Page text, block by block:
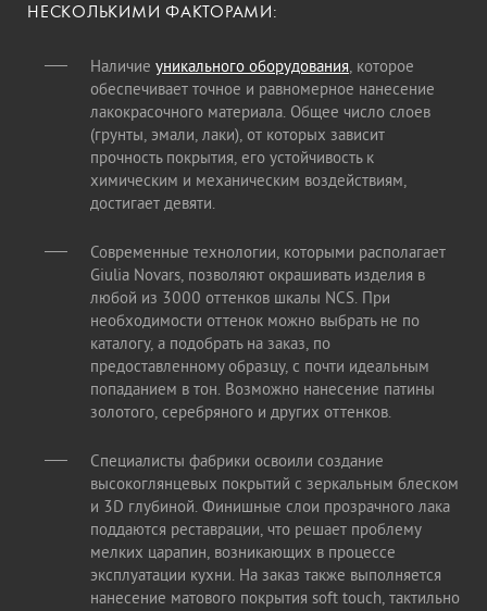
НЕСКОЛЬКИМИ ФАКТОРАМИ:
Наличие уникального оборудования, которое
обеспечивает точное и равномерное нанесение
лакокрасочного материала. Общее число слоев
(грунты, эмали, лаки), от которых зависит
прочность покрытия, его устойчивость к
химическим и механическим воздействиям,
достигает девяти.
Современные технологии, которыми располагает
Giulia Novars, позволяют окрашивать изделия в
любой из 3000 оттенков шкалы NCS. При
необходимости оттенок можно выбрать не по
каталогу, а подобрать на заказ, по
предоставленному образцу, с почти идеальным
попаданием в тон. Возможно нанесение патины
золотого, серебряного и других оттенков.
Специалисты фабрики освоили создание
высокоглянцевых покрытий с зеркальным блеском
и 3D глубиной. Финишные слои прозрачного лака
поддаются реставрации, что решает проблему
мелких царапин, возникающих в процессе
эксплуатации кухни. На заказ также выполняется
нанесение матового покрытия soft touch, тактильно